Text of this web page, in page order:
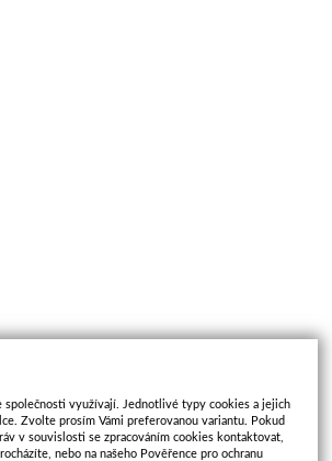
společnosti využívají. Jednotlivé typy cookies a jejich
Zvolte prosím Vámi preferovanou variantu. Pokud
v souvislosti se zpracováním cookies kontaktovat,
nebo na našeho Pověřence pro ochranu